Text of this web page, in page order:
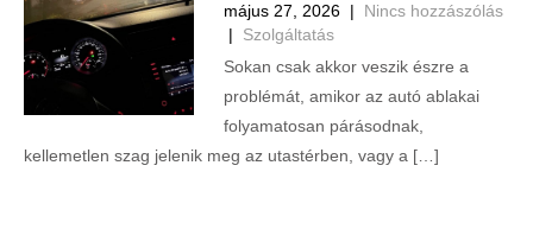
május 27, 2026 | Nincs hozzászólás
| Szolgáltatás
Sokan csak akkor veszik észre a
problémát, amikor az autó ablakai
folyamatosan párásodnak,
kellemetlen szag jelenik meg az utastérben, vagy a […]